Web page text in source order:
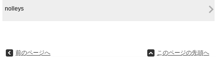
nolleys
前のページへ このページの先頭へ